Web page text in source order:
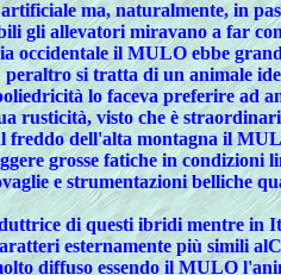
ma, naturalmente, in
gli allevatori miravano a far
occidentale il MULO ebbe
peraltro si tratta di un animale
lo faceva preferire ad
rusticità, visto che è
freddo dell'alta montagna il
grosse fatiche in
e strumentazioni belliche
di questi ibridi mentre in
esternamente più simili
diffuso essendo il MULO